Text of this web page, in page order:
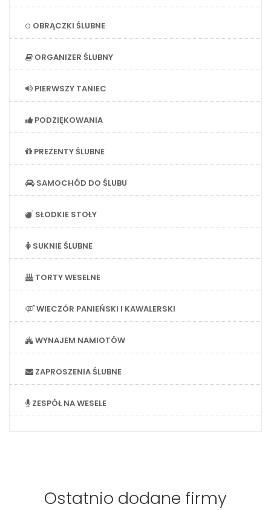
OBRĄCZKI ŚLUBNE
ORGANIZER ŚLUBNY
PIERWSZY TANIEC
PODZIĘKOWANIA
PREZENTY ŚLUBNE
SAMOCHÓD DO ŚLUBU
SŁODKIE STOŁY
SUKNIE ŚLUBNE
TORTY WESELNE
WIECZÓR PANIEŃSKI I KAWALERSKI
WYNAJEM NAMIOTÓW
ZAPROSZENIA ŚLUBNE
ZESPÓŁ NA WESELE
Ostatnio dodane firmy